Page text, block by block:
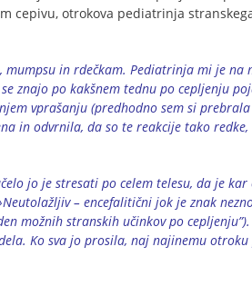
cepivu, otrokova pediatrinja
in rdečkam. Pediatrinja mi je na
znajo po kakšnem tednu po cepljenju
vprašanju (predhodno sem si
in odvrnila, da so te reakcije tako
jo je stresati po celem telesu, da je kar
– encefalitični jok je znak
možnih stranskih učinkov po
Ko sva jo prosila, naj najinemu otroku